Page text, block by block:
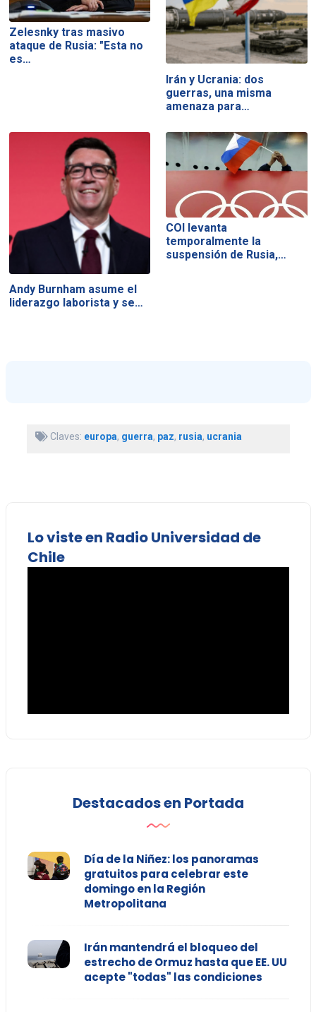
Zelesnky tras masivo
ataque de Rusia: "Esta no
es…
Irán y Ucrania: dos
guerras, una misma
amenaza para…
Andy Burnham asume el
liderazgo laborista y se…
COI levanta
temporalmente la
suspensión de Rusia,…
Claves: europa, guerra, paz, rusia, ucrania
Lo viste en Radio Universidad de
Chile
Destacados en Portada
Día de la Niñez: los panoramas
gratuitos para celebrar este
domingo en la Región
Metropolitana
Irán mantendrá el bloqueo del
estrecho de Ormuz hasta que EE. UU
acepte "todas" las condiciones